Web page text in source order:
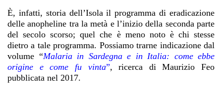
È, infatti, storia dell’Isola il programma di eradicazione
delle anopheline tra la metà e l’inizio della seconda parte
del secolo scorso; quel che è meno noto è chi stesse
dietro a tale programma. Possiamo trarne indicazione dal
volume “Malaria in Sardegna e in Italia: come ebbe
origine e come fu vinta”, ricerca di Maurizio Feo
pubblicata nel 2017.